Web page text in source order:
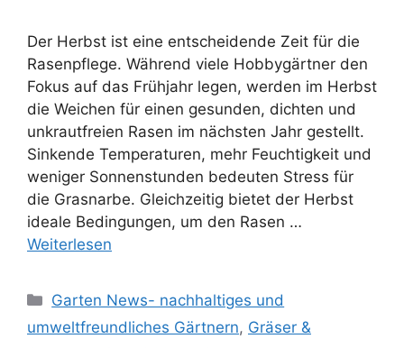
Der Herbst ist eine entscheidende Zeit für die
Rasenpflege. Während viele Hobbygärtner den
Fokus auf das Frühjahr legen, werden im Herbst
die Weichen für einen gesunden, dichten und
unkrautfreien Rasen im nächsten Jahr gestellt.
Sinkende Temperaturen, mehr Feuchtigkeit und
weniger Sonnenstunden bedeuten Stress für
die Grasnarbe. Gleichzeitig bietet der Herbst
ideale Bedingungen, um den Rasen …
Weiterlesen
Kategorien
Garten News- nachhaltiges und
umweltfreundliches Gärtnern, Gräser &